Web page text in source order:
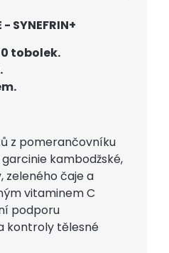
SYNEFRIN+
tobolek.
z pomerančovníku
kambodžské,
zeleného čaje a
vitaminem C
podporu
kontroly tělesné